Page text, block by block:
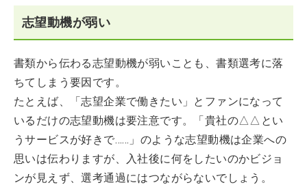
志望動機が弱い
書類から伝わる志望動機が弱いことも、書類選考に落
ちてしまう要因です。
たとえば、「志望企業で働きたい」とファンになって
いるだけの志望動機は要注意です。「貴社の△△とい
うサービスが好きで……」のような志望動機は企業への
思いは伝わりますが、入社後に何をしたいのかビジョ
ンが見えず、選考通過にはつながらないでしょう。